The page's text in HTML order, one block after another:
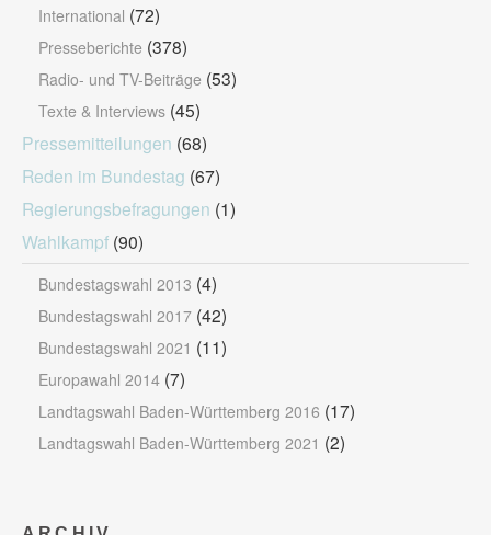
International (72)
Presseberichte (378)
Radio- und TV-Beiträge (53)
Texte & Interviews (45)
Pressemitteilungen (68)
Reden im Bundestag (67)
Regierungsbefragungen (1)
Wahlkampf (90)
Bundestagswahl 2013 (4)
Bundestagswahl 2017 (42)
Bundestagswahl 2021 (11)
Europawahl 2014 (7)
Landtagswahl Baden-Württemberg 2016 (17)
Landtagswahl Baden-Württemberg 2021 (2)